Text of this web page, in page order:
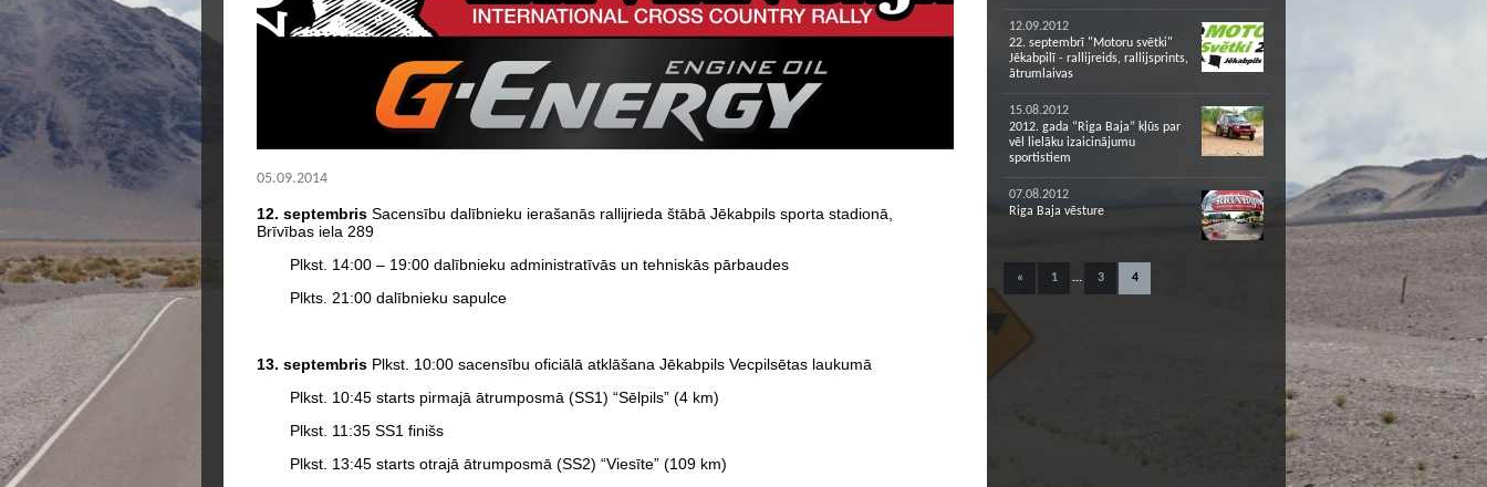
12.09.2012
22. septembrī "Motoru svētki"
Jēkabpilī - rallijreids, rallijsprints,
ātrumlaivas
15.08.2012
2012. gada “Riga Baja” kļūs par
vēl lielāku izaicinājumu
sportistiem
07.08.2012
Riga Baja vēsture
« 1 ... 3 4
05.09.2014
12. septembris Sacensību dalībnieku ierašanās rallijrieda štābā Jēkabpils sporta stadionā,
Brīvības iela 289
Plkst. 14:00 – 19:00 dalībnieku administratīvās un tehniskās pārbaudes
Plkts. 21:00 dalībnieku sapulce
13. septembris Plkst. 10:00 sacensību oficiālā atklāšana Jēkabpils Vecpilsētas laukumā
Plkst. 10:45 starts pirmajā ātrumposmā (SS1) “Sēlpils” (4 km)
Plkst. 11:35 SS1 finišs
Plkst. 13:45 starts otrajā ātrumposmā (SS2) “Viesīte” (109 km)